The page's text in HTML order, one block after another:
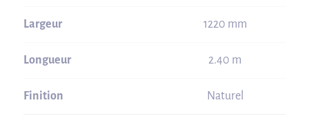
Largeur 1220 mm
Longueur 2.40 m
Finition Naturel